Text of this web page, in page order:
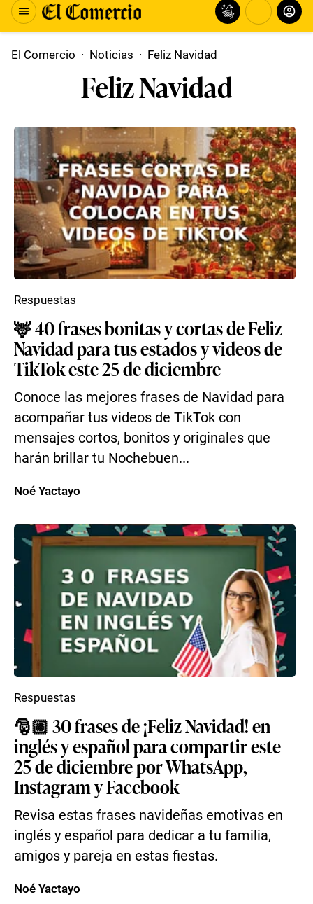
El Comercio · Noticias · Feliz Navidad
Feliz Navidad
🦌 40 frases bonitas y cortas de Feliz
Navidad para tus estados y videos de
TikTok este 25 de diciembre
Conoce las mejores frases de Navidad para
acompañar tus videos de TikTok con
mensajes cortos, bonitos y originales que
harán brillar tu Nochebuen...
Respuestas
Noé Yactayo
🎅🏼 30 frases de ¡Feliz Navidad! en
inglés y español para compartir este
25 de diciembre por WhatsApp,
Instagram y Facebook
Revisa estas frases navideñas emotivas en
inglés y español para dedicar a tu familia,
amigos y pareja en estas fiestas.
Respuestas
Noé Yactayo